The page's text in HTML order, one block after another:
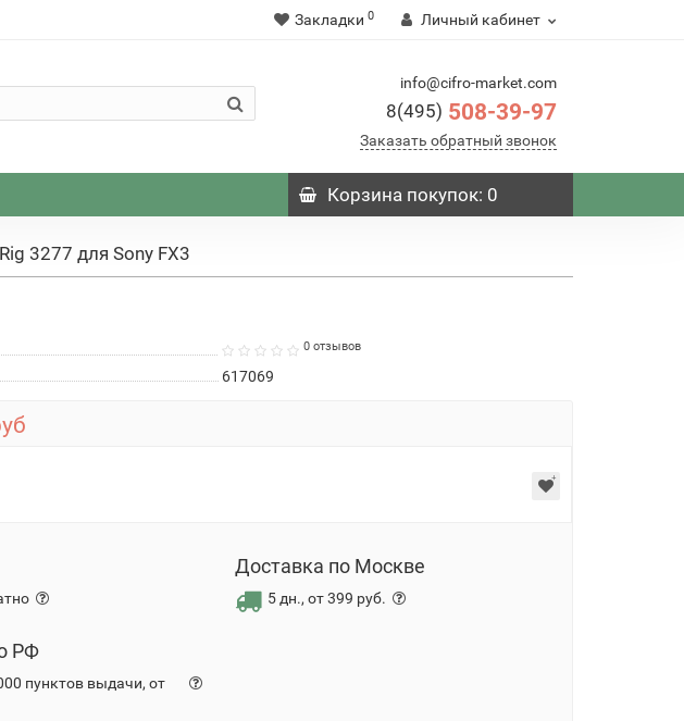
Закладки 0 Личный кабинет
info@cifro-market.com
8(495) 508-39-97
Заказать обратный звонок
Корзинапокупок: 0
3277 для Sony FX3
0 отзывов
617069
Доставка по Москве
5 дн., от 399 руб.
РФ
пунктов выдачи, от